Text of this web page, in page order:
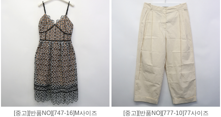
[중고][반품NO][747-16]M사이즈
[중고][반품NO][777-10]77사이즈